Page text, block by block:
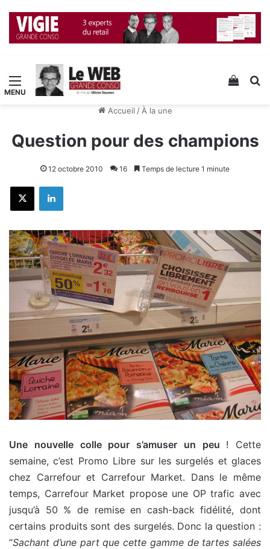
Menu Voir
Accueil / À la une
Question pour des champions
12 octobre 2010 16 Temps de lecture 1 minute
X Linkedin
Une nouvelle colle pour s’amuser un peu ! Cette
semaine, c’est Promo Libre sur les surgelés et glaces
chez Carrefour et Carrefour Market. Dans le même
temps, Carrefour Market propose une OP trafic avec
jusqu’à 50 % de remise en cash-back fidélité, dont
certains produits sont des surgelés. Donc la question :
“Sachant d’une part que cette gamme de tartes salées